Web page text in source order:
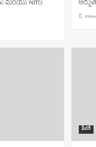
మరియు NITల
ఫీచర్